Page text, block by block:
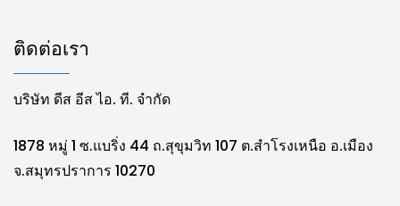
ติดต่อเรา
บริษัท ดีส อีส ไอ. ที. จำกัด
1878 หมู่ 1 ซ.แบริ่ง 44 ถ.สุขุมวิท 107 ต.สำโรงเหนือ อ.เมือง
จ.สมุทรปราการ 10270